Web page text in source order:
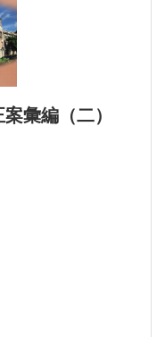
彙編（二）